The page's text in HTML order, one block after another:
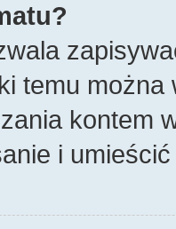
temu
kontem
i